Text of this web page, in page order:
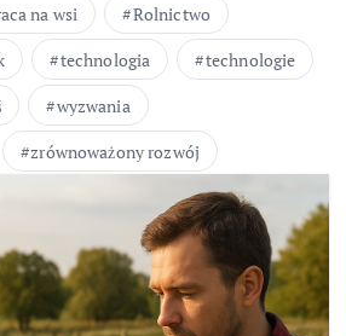
na wsi
Rolnictwo
technologia
technologie
wyzwania
zrównoważony rozwój